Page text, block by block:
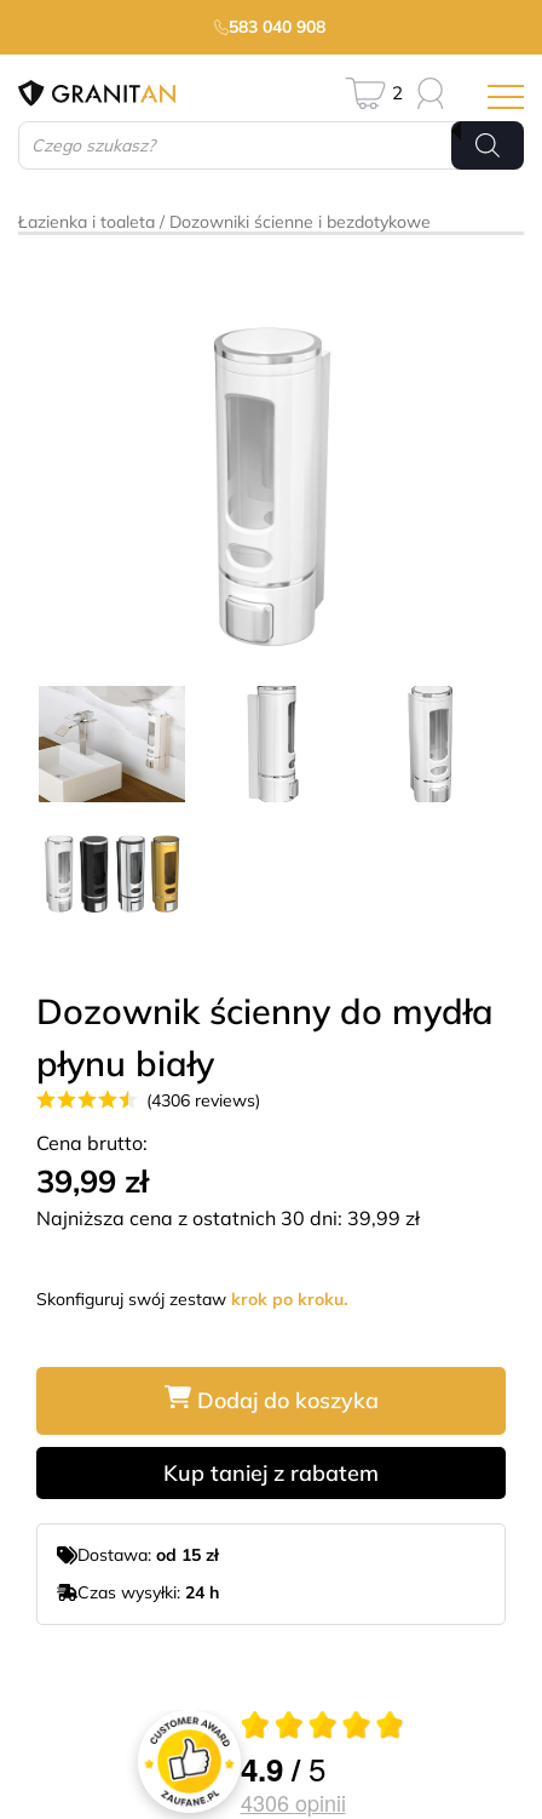
583 040 908
Wyszukiwarka
produktów
2
Łazienka i toaleta Dozowniki ścienne i bezdotykowe
Dozownik ścienny do mydła
płynu biały
(4306 reviews)
Cena brutto:
39,99 zł
Najniższa cena z ostatnich 30 dni: 39,99 zł
Skonfiguruj swój zestaw krok po kroku.
Dodaj do koszyka
Kup taniej z rabatem
Dostawa: od 15 zł
Czas wysyłki: 24 h
Oceny i recenzje klientów
Średnia ocena 4.9 z 5
4.9/5
4306 opinii